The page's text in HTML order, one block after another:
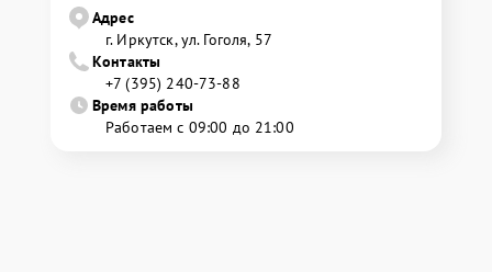
Адрес
г. Иркутск, ул. ​Гоголя, 57
Контакты
+7 (395) 240-73-88
Время работы
Работаем с 09:00 до 21:00